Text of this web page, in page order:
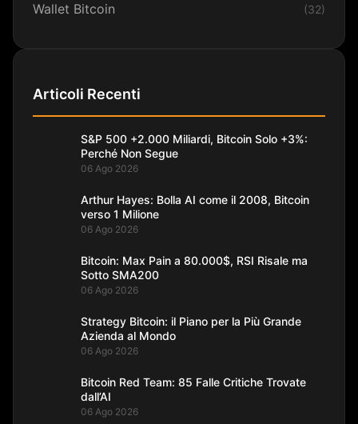
Wallet Bitcoin (32)
Articoli Recenti
S&P 500 +2.000 Miliardi, Bitcoin Solo +3%:
Perché Non Segue
06 Ago 2026
Arthur Hayes: Bolla AI come il 2008, Bitcoin
verso 1 Milione
06 Ago 2026
Bitcoin: Max Pain a 80.000$, RSI Risale ma
Sotto SMA200
06 Ago 2026
Strategy Bitcoin: il Piano per la Più Grande
Azienda al Mondo
06 Ago 2026
Bitcoin Red Team: 85 Falle Critiche Trovate
dall’AI
06 Ago 2026